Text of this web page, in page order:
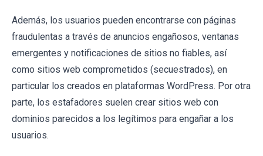
Además, los usuarios pueden encontrarse con páginas
fraudulentas a través de anuncios engañosos, ventanas
emergentes y notificaciones de sitios no fiables, así
como sitios web comprometidos (secuestrados), en
particular los creados en plataformas WordPress. Por otra
parte, los estafadores suelen crear sitios web con
dominios parecidos a los legítimos para engañar a los
usuarios.